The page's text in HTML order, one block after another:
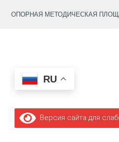
ОПОРНАЯ МЕТОДИЧЕСКАЯ
RU
Версия сайта для